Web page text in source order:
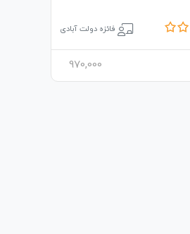
فائزه دولت آبادی
970,000